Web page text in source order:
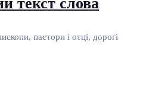
пастори і отці, дорогі